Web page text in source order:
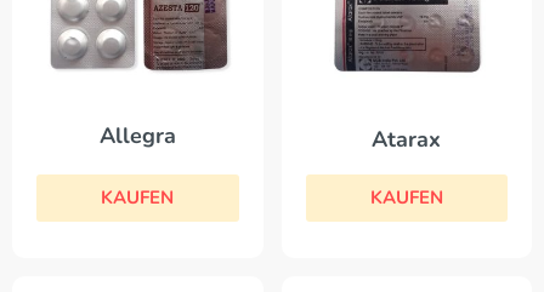
Allegra
KAUFEN
Atarax
KAUFEN